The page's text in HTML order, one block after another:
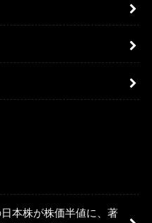
本株が株価半値に、著